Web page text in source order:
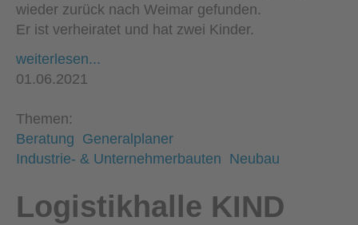
wieder zurück nach Weimar gefunden.
Er ist verheiratet und hat zwei Kinder.
weiterlesen...
01.06.2021
Themen:
Beratung Generalplaner
Industrie- & Unternehmerbauten Neubau
Logistikhalle KIND